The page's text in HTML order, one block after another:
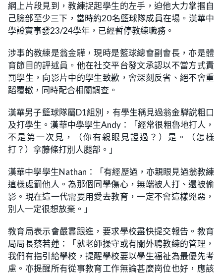
%
網上片段見到，教練捉起學生的左手，迫他大力掌摑自
己臉部至少三下，當時約20名籃球隊成員在場。漢華中
學證實事發23/24學年，已經暫停教練職務。
涉事的教練是翁金驊，現時是籃球總會副會長，亦是體
育節目的評述員。他在社交平台發文承認以不當方式責
罰學生，向影片中的學生致歉，會深刻反省、絕不會重
蹈覆轍，同時配合相關調查。
漢華男子籃球隊屬D1組別，有學生稱見過翁金驊說粗口
及打學生。漢華中學學生Andy：「經常很粗魯地打人，
不是第一次見，（你有親眼見證過？）是。（怎樣
打？）拿藤條打別人腿部。」
漢華中學學生Nathan：「有經歷過，亦親眼見過翁教練
這樣處罰他人。為那個同學傷心，無端被人打、還被偷
影。現在這一代需要用愛去教育，一定不會這樣兇惡，
別人一定很想放棄。」
教育局表示會嚴肅跟進，要求學校盡快提交報告。教育
局局長蔡若蓮：「就老師操守或有關外聘教練的管理，
我們有指引給學校，提醒學校要以學生福祉為最優先考
慮。亦提醒所有從事教育工作無論甚麼崗位也好，應該